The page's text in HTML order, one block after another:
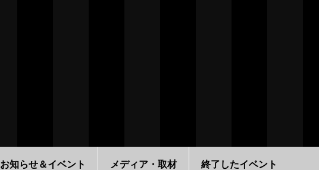
お知らせ＆イベント メディア・取材 終了したイベント